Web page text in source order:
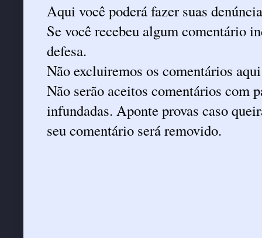
Aqui você poderá fazer suas
Se você recebeu algum comentário
defesa.
Não excluiremos os comentários
Não serão aceitos comentários com
infundadas. Aponte provas caso
seu comentário será removido.